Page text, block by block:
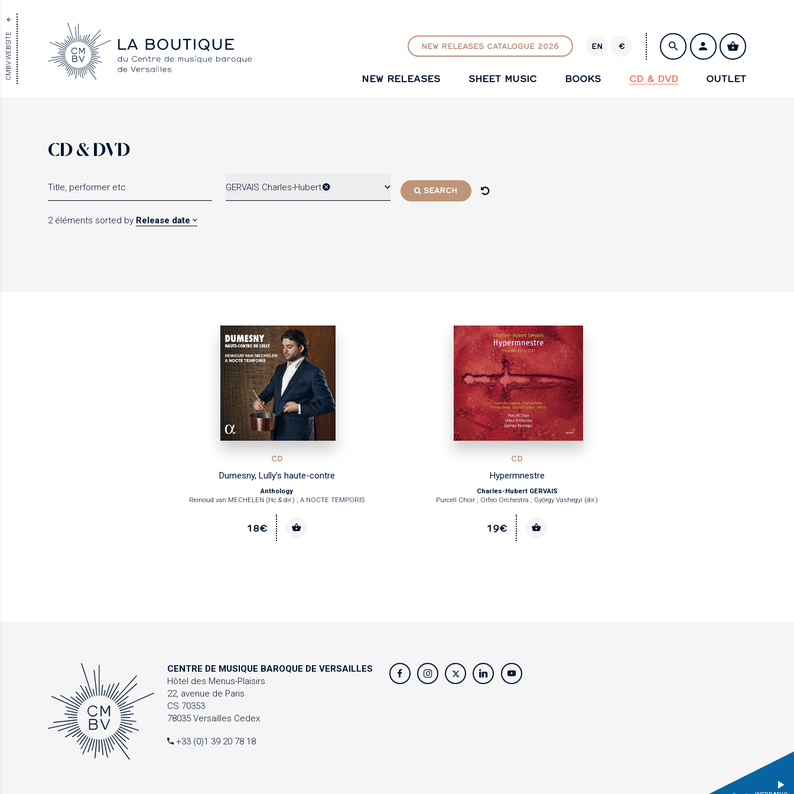
CMBV WEBSITE NEW RELEASES CATALOGUE 2026 EN
R
€
NEW RELEASES SHEET MUSIC BOOKS CD & DVD OUTLET
CD & DVD
GERVAIS Charles-Hubert SEARCH
2 éléments sorted by Release date
CD
Dumesny, Lully’s haute-contre
Anthology
Reinoud van MECHELEN (Hc & dir.) ; A NOCTE TEMPORIS
18€
CD
Hypermnestre
Charles-Hubert GERVAIS
Purcell Choir ; Orfeo Orchestra ; György Vashegyi (dir.)
19€
CENTRE DE MUSIQUE BAROQUE DE VERSAILLES
Hôtel des Menus-Plaisirs
22, avenue de Paris
CS 70353
78035 Versailles Cedex
+33 (0)1 39 20 78 18